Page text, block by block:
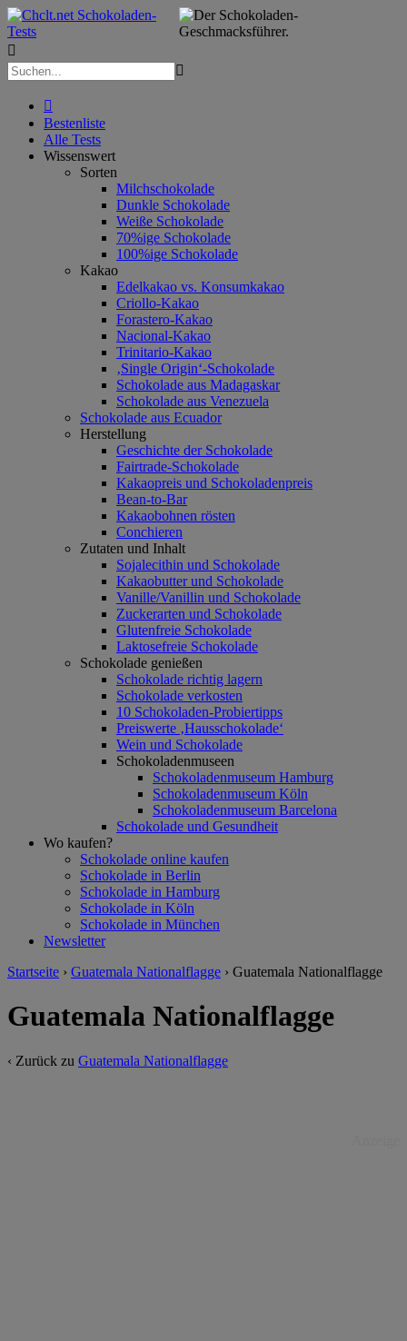



Bestenliste
Alle Tests
Wissenswert
Sorten
Milchschokolade
Dunkle Schokolade
Weiße Schokolade
70%ige Schokolade
100%ige Schokolade
Kakao
Edelkakao vs. Konsumkakao
Criollo-Kakao
Forastero-Kakao
Nacional-Kakao
Trinitario-Kakao
‚Single Origin‘-Schokolade
Schokolade aus Madagaskar
Schokolade aus Venezuela
Schokolade aus Ecuador
Herstellung
Geschichte der Schokolade
Fairtrade-Schokolade
Kakaopreis und Schokoladenpreis
Bean-to-Bar
Kakaobohnen rösten
Conchieren
Zutaten und Inhalt
Sojalecithin und Schokolade
Kakaobutter und Schokolade
Vanille/Vanillin und Schokolade
Zuckerarten und Schokolade
Glutenfreie Schokolade
Laktosefreie Schokolade
Schokolade genießen
Schokolade richtig lagern
Schokolade verkosten
10 Schokoladen-Probiertipps
Preiswerte ‚Hausschokolade‘
Wein und Schokolade
Schokoladenmuseen
Schokoladenmuseum Hamburg
Schokoladenmuseum Köln
Schokoladenmuseum Barcelona
Schokolade und Gesundheit
Wo kaufen?
Schokolade online kaufen
Schokolade in Berlin
Schokolade in Hamburg
Schokolade in Köln
Schokolade in München
Newsletter
Startseite › Guatemala Nationalflagge › Guatemala Nationalflagge
Guatemala Nationalflagge
‹ Zurück zu Guatemala Nationalflagge